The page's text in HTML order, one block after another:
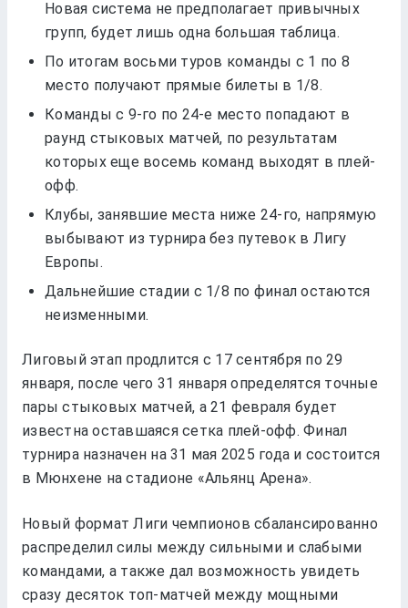
Новая система не предполагает привычных
групп, будет лишь одна большая таблица.
По итогам восьми туров команды с 1 по 8
место получают прямые билеты в 1/8.
Команды с 9-го по 24-е место попадают в
раунд стыковых матчей, по результатам
которых еще восемь команд выходят в плей-
офф.
Клубы, занявшие места ниже 24-го, напрямую
выбывают из турнира без путевок в Лигу
Европы.
Дальнейшие стадии с 1/8 по финал остаются
неизменными.
Лиговый этап продлится с 17 сентября по 29
января, после чего 31 января определятся точные
пары стыковых матчей, а 21 февраля будет
известна оставшаяся сетка плей-офф. Финал
турнира назначен на 31 мая 2025 года и состоится
в Мюнхене на стадионе «Альянц Арена».
Новый формат Лиги чемпионов сбалансированно
распределил силы между сильными и слабыми
командами, а также дал возможность увидеть
сразу десяток топ-матчей между мощными